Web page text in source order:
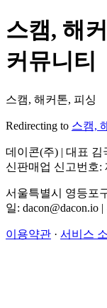
스캠, 해
커뮤니티
스캠, 해커톤, 피싱
Redirecting to 스캠,
데이콘(주) | 대표 김
신판매업 신고번호:
서울특별시 영등포
일: dacon@dacon.io
이용약관 · 서비스